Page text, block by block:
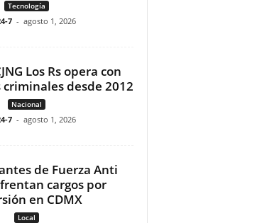
Tecnología
7 - agosto 1, 2026
Los Rs opera con
desde 2012
Nacional
7 - agosto 1, 2026
de Fuerza Anti
cargos por
en CDMX
Local